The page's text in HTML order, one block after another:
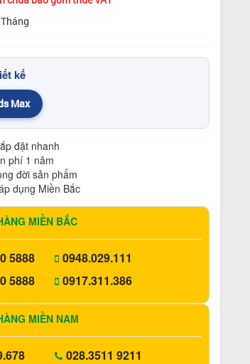
kế
Max
đặt nhanh
phí 1 năm
đời sản phẩm
dụng Miền Bắc
MIỀN BẮC
5888
5888
0948.029.111
0917.311.386
MIỀN NAM
028.3511 9211